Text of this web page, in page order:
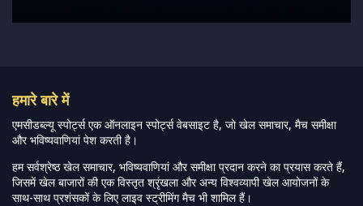
हमारे बारे में
एमसीडब्ल्यू स्पोर्ट्स एक ऑनलाइन स्पोर्ट्स वेबसाइट है, जो खेल समाचार, मैच समीक्षा
और भविष्यवाणियां पेश करती है।
हम सर्वश्रेष्ठ खेल समाचार, भविष्यवाणियां और समीक्षा प्रदान करने का प्रयास करते हैं,
जिसमें खेल बाजारों की एक विस्तृत श्रृंखला और अन्य विश्वव्यापी खेल आयोजनों के
साथ-साथ प्रशंसकों के लिए लाइव स्ट्रीमिंग मैच भी शामिल हैं।